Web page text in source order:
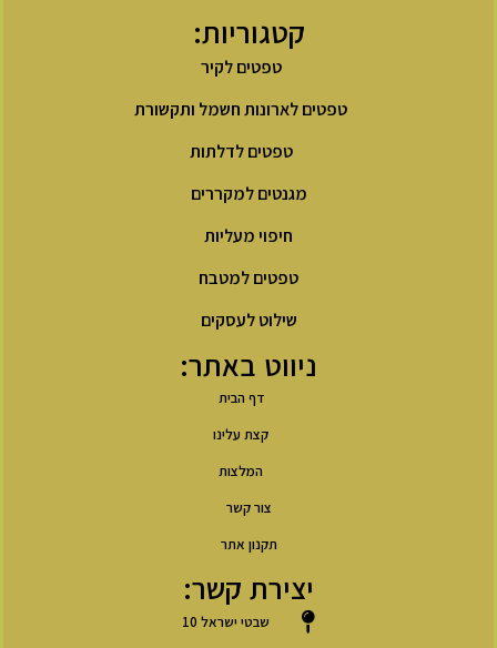
קטגוריות:
טפטים לקיר
טפטים לארונות חשמל ותקשורת
טפטים לדלתות
מגנטים למקררים
חיפוי מעליות
טפטים למטבח
שילוט לעסקים
ניווט באתר:
דף הבית
קצת עלינו
המלצות
צור קשר
תקנון אתר
יצירת קשר:
שבטי ישראל 10